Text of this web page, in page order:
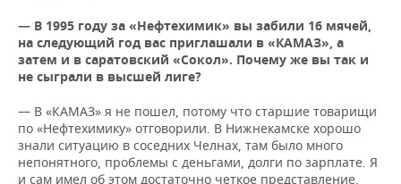
— В 1995 году за «Нефтехимик» вы забили 16 мячей,
на следующий год вас приглашали в «КАМАЗ», а
затем и в саратовский «Сокол». Почему же вы так и
не сыграли в высшей лиге?
— В «КАМАЗ» я не пошел, потому что старшие товарищи
по «Нефтехимику» отговорили. В Нижнекамске хорошо
знали ситуацию в соседних Челнах, там было много
непонятного, проблемы с деньгами, долги по зарплате. Я
и сам имел об этом достаточно четкое представление,